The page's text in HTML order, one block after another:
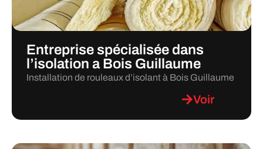
Entreprise spécialisée dans
l’isolation a Bois Guillaume
Installation de rouleaux d’isolant à Bois Guillaume
Voir